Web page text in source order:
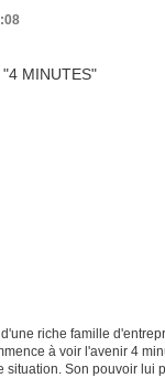
riche famille
à voir l'avenir 4
situation. Son pouvoir lui